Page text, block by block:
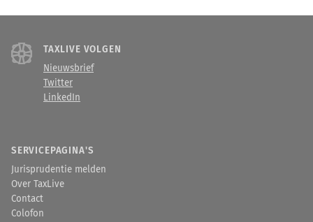
TAXLIVE VOLGEN
Nieuwsbrief
Twitter
LinkedIn
SERVICEPAGINA'S
Jurisprudentie melden
Over TaxLive
Contact
Colofon